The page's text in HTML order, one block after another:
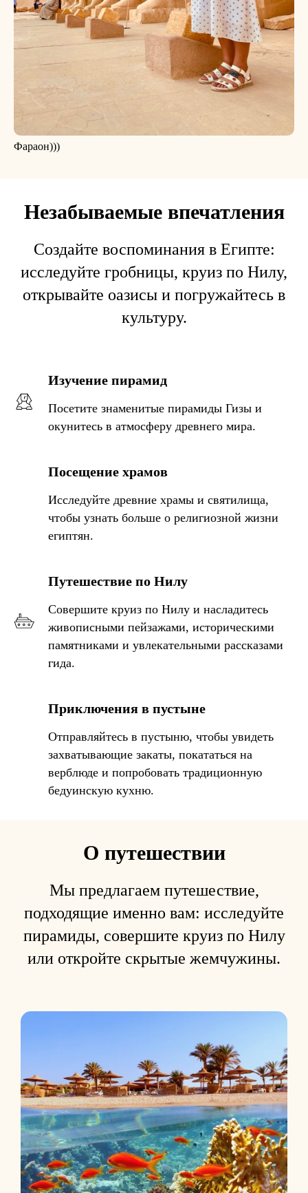
Фараон)))
Незабываемые впечатления
Создайте воспоминания в Египте:
исследуйте гробницы, круиз по Нилу,
открывайте оазисы и погружайтесь в
культуру.
Изучение пирамид
Посетите знаменитые пирамиды Гизы и
окунитесь в атмосферу древнего мира.
Посещение храмов
Исследуйте древние храмы и святилища,
чтобы узнать больше о религиозной жизни
египтян.
Путешествие по Нилу
Совершите круиз по Нилу и насладитесь
живописными пейзажами, историческими
памятниками и увлекательными рассказами
гида.
Приключения в пустыне
Отправляйтесь в пустыню, чтобы увидеть
захватывающие закаты, покататься на
верблюде и попробовать традиционную
бедуинскую кухню.
О путешествии
Мы предлагаем путешествие,
подходящие именно вам: исследуйте
пирамиды, совершите круиз по Нилу
или откройте скрытые жемчужины.